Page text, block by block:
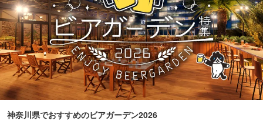
神奈川県でおすすめのビアガーデン2026